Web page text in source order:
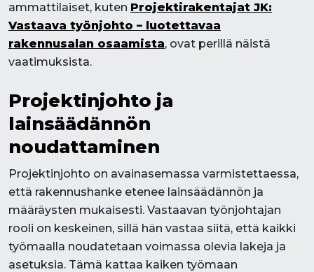
ammattilaiset, kuten Projektirakentajat JK:
Vastaava työnjohto – luotettavaa
rakennusalan osaamista, ovat perillä näistä
vaatimuksista.
Projektinjohto ja
lainsäädännön
noudattaminen
Projektinjohto on avainasemassa varmistettaessa,
että rakennushanke etenee lainsäädännön ja
määräysten mukaisesti. Vastaavan työnjohtajan
rooli on keskeinen, sillä hän vastaa siitä, että kaikki
työmaalla noudatetaan voimassa olevia lakeja ja
asetuksia. Tämä kattaa kaiken työmaan